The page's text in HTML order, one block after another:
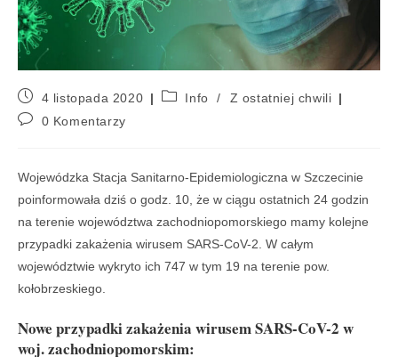
4 listopada 2020 Info /
Z ostatniej chwili
0 Komentarzy
Wojewódzka Stacja Sanitarno-Epidemiologiczna w Szczecinie
poinformowała dziś o godz. 10, że w ciągu ostatnich 24 godzin
na terenie województwa zachodniopomorskiego mamy kolejne
przypadki zakażenia wirusem SARS-CoV-2. W całym
województwie wykryto ich 747 w tym 19 na terenie pow.
kołobrzeskiego.
Nowe przypadki zakażenia wirusem SARS-CoV-2 w
woj. zachodniopomorskim: